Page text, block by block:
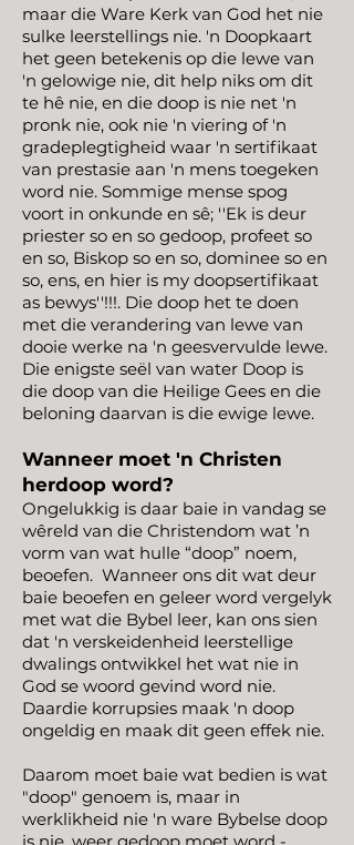
maar die Ware Kerk van God het nie
sulke leerstellings nie. 'n Doopkaart
het geen betekenis op die lewe van
'n gelowige nie, dit help niks om dit
te hê nie, en die doop is nie net 'n
pronk nie, ook nie 'n viering of 'n
gradeplegtigheid waar 'n sertifikaat
van prestasie aan 'n mens toegeken
word nie. Sommige mense spog
voort in onkunde en sê; ''Ek is deur
priester so en so gedoop, profeet so
en so, Biskop so en so, dominee so en
so, ens, en hier is my doopsertifikaat
as bewys''!!!. Die doop het te doen
met die verandering van lewe van
dooie werke na 'n geesvervulde lewe.
Die enigste seël van water Doop is
die doop van die Heilige Gees en die
beloning daarvan is die ewige lewe.
Wanneer moet 'n Christen
herdoop word?
Ongelukkig is daar baie in vandag se
wêreld van die Christendom wat ’n
vorm van wat hulle “doop” noem,
beoefen. Wanneer ons dit wat deur
baie beoefen en geleer word vergelyk
met wat die Bybel leer, kan ons sien
dat 'n verskeidenheid leerstellige
dwalings ontwikkel het wat nie in
God se woord gevind word nie.
Daardie korrupsies maak 'n doop
ongeldig en maak dit geen effek nie.
Daarom moet baie wat bedien is wat
"doop" genoem is, maar in
werklikheid nie 'n ware Bybelse doop